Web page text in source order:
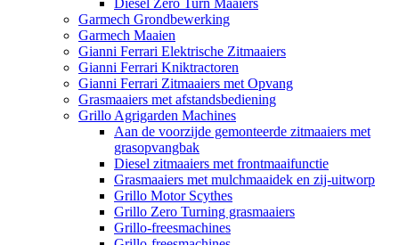
Garmech Grondbewerking
Garmech Maaien
Gianni Ferrari Elektrische Zitmaaiers
Gianni Ferrari Kniktractoren
Gianni Ferrari Zitmaaiers met Opvang
Grasmaaiers met afstandsbediening
Grillo Agrigarden Machines
Aan de voorzijde gemonteerde zitmaaiers met
grasopvangbak
Diesel zitmaaiers met frontmaaifunctie
Grasmaaiers met mulchmaaidek en zij-uitworp
Grillo Motor Scythes
Grillo Zero Turning grasmaaiers
Grillo-freesmachines